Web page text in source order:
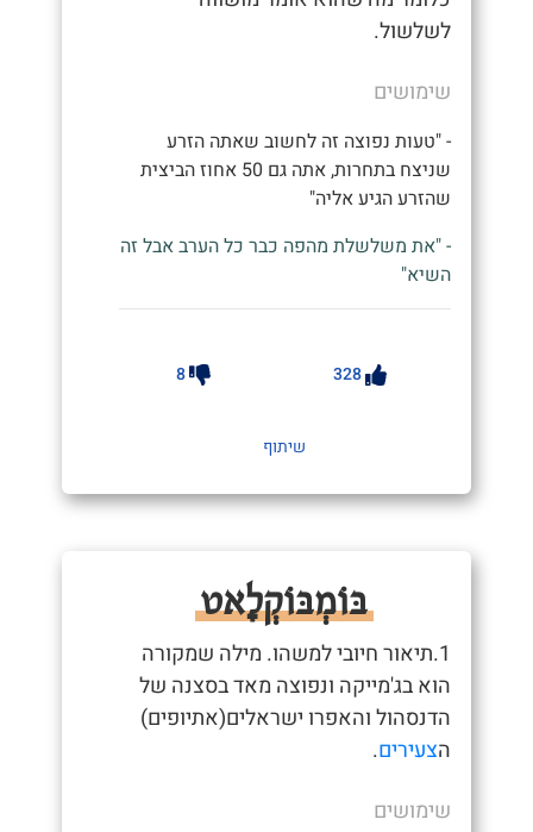
לשלשול.
שימושים
- "טעות נפוצה זה לחשוב שאתה הזרע
שניצח בתחרות, אתה גם 50 אחוז הביצית
שהזרע הגיע אליה"
- "את משלשלת מהפה כבר כל הערב אבל זה
השיא"
328
8
שיתוף
בּוֹמְבּוֹקְלָאט
1.תיאור חיובי למשהו. מילה שמקורה
הוא בג'מייקה ונפוצה מאד בסצנה של
הדנסהול והאפרו ישראלים(אתיופים)
הצעירים.
שימושים